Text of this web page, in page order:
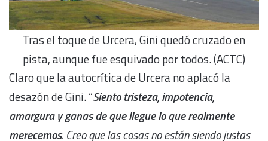
Tras el toque de Urcera, Gini quedó cruzado en
pista, aunque fue esquivado por todos. (ACTC)
Claro que la autocrítica de Urcera no aplacó la
desazón de Gini. “Siento tristeza, impotencia,
amargura y ganas de que llegue lo que realmente
merecemos. Creo que las cosas no están siendo justas